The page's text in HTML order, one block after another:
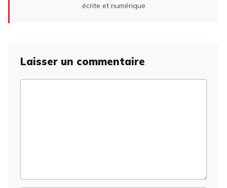
écrite et numérique.
Laisser un commentaire